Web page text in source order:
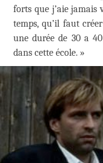
forts que j’aie jamais
temps, qu’il faut
une durée de 30 a
dans cette école. »